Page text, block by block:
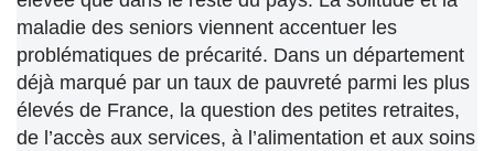
maladie des seniors viennent accentuer les
problématiques de précarité. Dans un département
déjà marqué par un taux de pauvreté parmi les plus
élevés de France, la question des petites retraites,
de l’accès aux services, à l’alimentation et aux soins